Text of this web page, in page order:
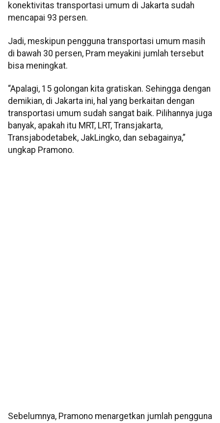
konektivitas transportasi umum di Jakarta sudah
mencapai 93 persen.
Jadi, meskipun pengguna transportasi umum masih
di bawah 30 persen, Pram meyakini jumlah tersebut
bisa meningkat.
“Apalagi, 15 golongan kita gratiskan. Sehingga dengan
demikian, di Jakarta ini, hal yang berkaitan dengan
transportasi umum sudah sangat baik. Pilihannya juga
banyak, apakah itu MRT, LRT, Transjakarta,
Transjabodetabek, JakLingko, dan sebagainya,”
ungkap Pramono.
Sebelumnya, Pramono menargetkan jumlah pengguna